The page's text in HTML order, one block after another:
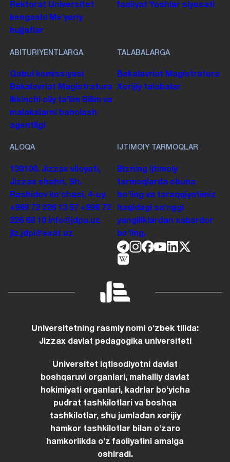
Rektorat Universitet
kengashi
Me'yoriy
hujjatlar
faoliyat Yoshlar siyosati
ABITURIYENTLARGA
Qabul komissiyasi
Bakalavriat Magistratura
Ikkinchi oliy taʼlim Bilim va
malakalarni baholash
agentligi
TALABALARGA
Bakalavriat Magistratura
Xorijiy talabalar
ALOQA
130100. Jizzax viloyati,
Jizzax shahri, Sh.
Rashidov koʻchasi, 4-uy.
+998 72 226 13 57 +998 72
226 68 10 info@jdpu.uz
jiz.jdpi@exat.uz
IJTIMOIY TARMOQLAR
Bizning ijtimoiy
tarmoqlarda obuna
boʻling va taraqqiyotimiz
haqidagi soʻnggi
yangiliklardan xabardor
boʻling.
Universitetning rasmiy nomi oʻzbek tilida:
Jizzax davlat pedagogika universiteti
Universitet iqtisodiyotni davlat
boshqaruvi organlari, mahalliy davlat
hokimiyati organlari, kadrlar boʻyicha
pudrat tashkilotlari va boshqa
tashkilotlar, shu jumladan xorijiy
hamkor tashkilotlar bilan oʻzaro
hamkorlikda oʻz faoliyatini amalga
oshiradi.